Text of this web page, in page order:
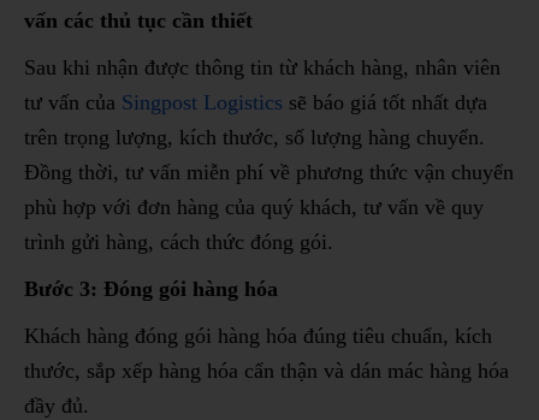
vấn các thủ tục cần thiết
Sau khi nhận được thông tin từ khách hàng, nhân viên
tư vấn của Singpost Logistics sẽ báo giá tốt nhất dựa
trên trọng lượng, kích thước, số lượng hàng chuyển.
Đồng thời, tư vấn miễn phí về phương thức vận chuyển
phù hợp với đơn hàng của quý khách, tư vấn về quy
trình gửi hàng, cách thức đóng gói.
Bước 3: Đóng gói hàng hóa
Khách hàng đóng gói hàng hóa đúng tiêu chuẩn, kích
thước, sắp xếp hàng hóa cẩn thận và dán mác hàng hóa
đầy đủ.